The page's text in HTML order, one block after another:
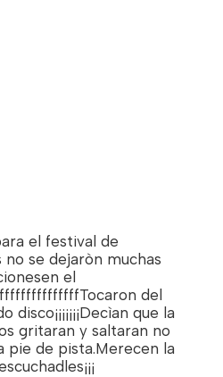
el festival de
no se dejaròn muchas
el
del
que la
gritaran y saltaran no
pie de pista.Merecen la